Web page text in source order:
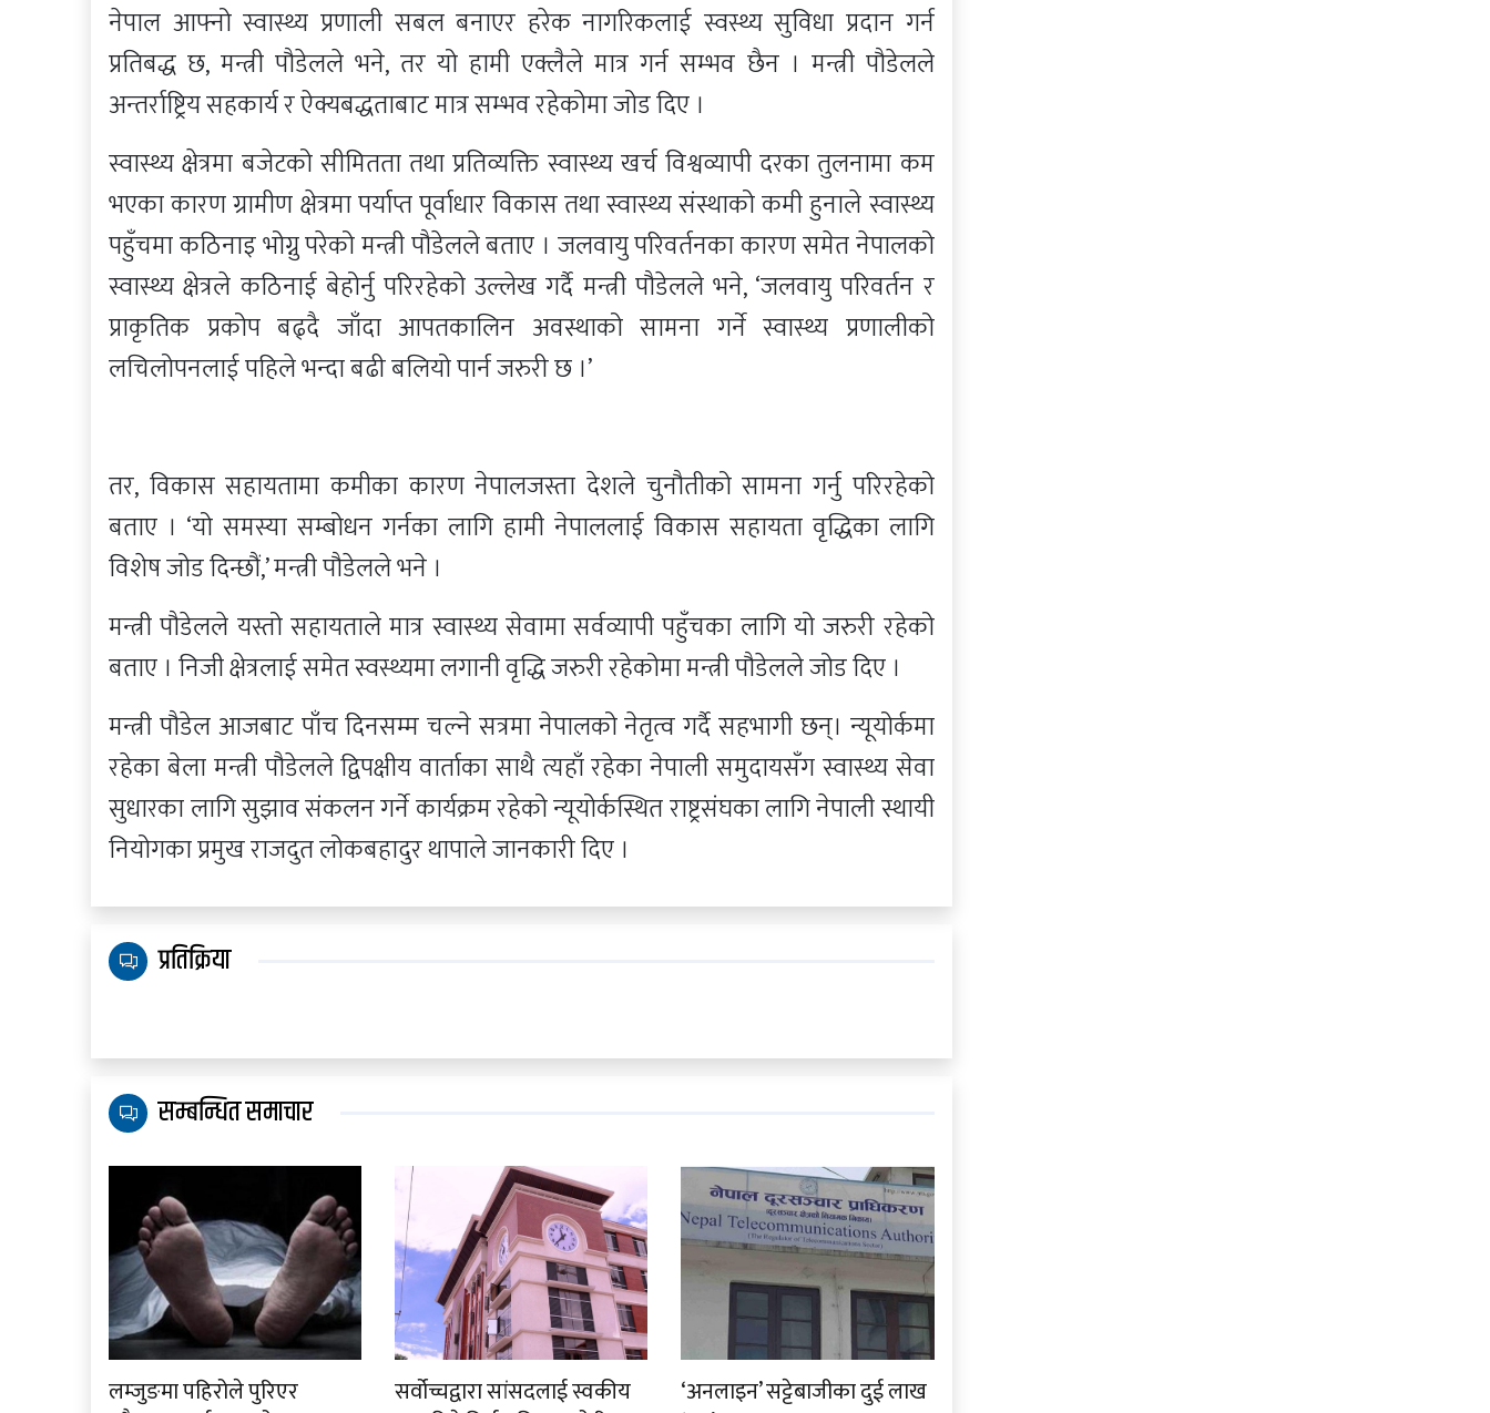
नेपाल आफ्नो स्वास्थ्य प्रणाली सबल बनाएर हरेक नागरिकलाई स्वस्थ्य सुविधा प्रदान गर्न
प्रतिबद्ध छ, मन्त्री पौडेलले भने, तर यो हामी एक्लैले मात्र गर्न सम्भव छैन । मन्त्री पौडेलले
अन्तर्राष्ट्रिय सहकार्य र ऐक्यबद्धताबाट मात्र सम्भव रहेकोमा जोड दिए ।
स्वास्थ्य क्षेत्रमा बजेटको सीमितता तथा प्रतिव्यक्ति स्वास्थ्य खर्च विश्वव्यापी दरका तुलनामा कम
भएका कारण ग्रामीण क्षेत्रमा पर्याप्त पूर्वाधार विकास तथा स्वास्थ्य संस्थाको कमी हुनाले स्वास्थ्य
पहुँचमा कठिनाइ भोग्नु परेको मन्त्री पौडेलले बताए । जलवायु परिवर्तनका कारण समेत नेपालको
स्वास्थ्य क्षेत्रले कठिनाई बेहोर्नु परिरहेको उल्लेख गर्दै मन्त्री पौडेलले भने, ‘जलवायु परिवर्तन र
प्राकृतिक प्रकोप बढ्दै जाँदा आपतकालिन अवस्थाको सामना गर्ने स्वास्थ्य प्रणालीको
लचिलोपनलाई पहिले भन्दा बढी बलियो पार्न जरुरी छ ।’
तर, विकास सहायतामा कमीका कारण नेपालजस्ता देशले चुनौतीको सामना गर्नु परिरहेको
बताए । ‘यो समस्या सम्बोधन गर्नका लागि हामी नेपाललाई विकास सहायता वृद्धिका लागि
विशेष जोड दिन्छौं,’ मन्त्री पौडेलले भने ।
मन्त्री पौडेलले यस्तो सहायताले मात्र स्वास्थ्य सेवामा सर्वव्यापी पहुँचका लागि यो जरुरी रहेको
बताए । निजी क्षेत्रलाई समेत स्वस्थ्यमा लगानी वृद्धि जरुरी रहेकोमा मन्त्री पौडेलले जोड दिए ।
मन्त्री पौडेल आजबाट पाँच दिनसम्म चल्ने सत्रमा नेपालको नेतृत्व गर्दै सहभागी छन्। न्यूयोर्कमा
रहेका बेला मन्त्री पौडेलले द्विपक्षीय वार्ताका साथै त्यहाँ रहेका नेपाली समुदायसँग स्वास्थ्य सेवा
सुधारका लागि सुझाव संकलन गर्ने कार्यक्रम रहेको न्यूयोर्कस्थित राष्ट्रसंघका लागि नेपाली स्थायी
नियोगका प्रमुख राजदुत लोकबहादुर थापाले जानकारी दिए ।
प्रतिक्रिया
सम्बन्धित समाचार
लम्जुङमा पहिरोले पुरिएर
सर्वोच्चद्वारा सांसदलाई स्वकीय
‘अनलाइन’ सट्टेबाजीका दुई लाख